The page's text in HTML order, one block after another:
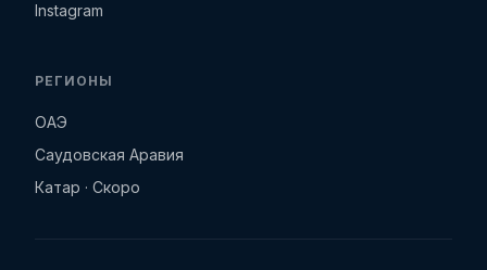
Instagram
РЕГИОНЫ
ОАЭ
Саудовская Аравия
Катар · Скоро